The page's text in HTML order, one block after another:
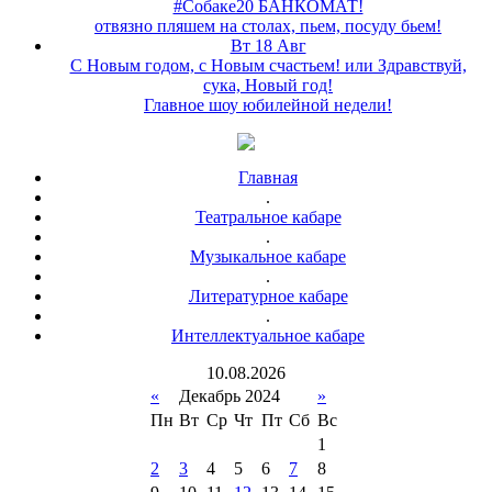
#Собаке20 БАНКОМАТ!
отвязно пляшем на столах, пьем, посуду бьем!
Вт 18 Авг
С Новым годом, с Новым счастьем! или Здравствуй,
сука, Новый год!
Главное шоу юбилейной недели!
Главная
.
Театральное кабаре
.
Музыкальное кабаре
.
Литературное кабаре
.
Интеллектуальное кабаре
10.08.2026
«
Декабрь 2024
»
Пн Вт Ср Чт Пт Сб Вс
1
2
3 4 5 6 7
8